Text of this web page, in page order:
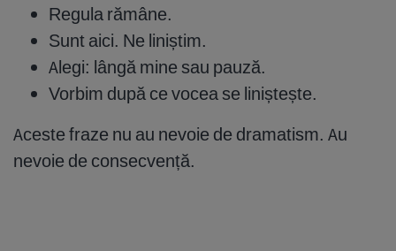
Regula rămâne.
Sunt aici. Ne liniștim.
Alegi: lângă mine sau pauză.
Vorbim după ce vocea se liniștește.
Aceste fraze nu au nevoie de dramatism. Au
nevoie de consecvență.